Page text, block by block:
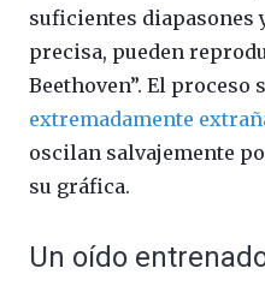
suficientes diapasones
precisa, pueden
Beethoven”. El proceso
extremadamente
oscilan salvajemente
su gráfica.
Un oído